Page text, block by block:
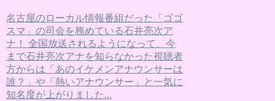
名古屋のローカル情報番組だった「ゴゴ
スマ」の司会を務めている石井亮次ア
ナ！ 全国放送されるようになって、今
まで石井亮次アナを知らなかった視聴者
方からは「あのイケメンアナウンサーは
誰？」や「熱いアナウンサー」と一気に
知名度が上がりました...